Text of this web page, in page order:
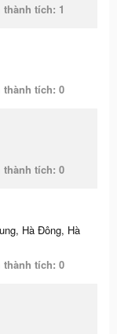
thành tích 1
thành tích 0
thành tích 0
Hà Đông, Hà
thành tích 0